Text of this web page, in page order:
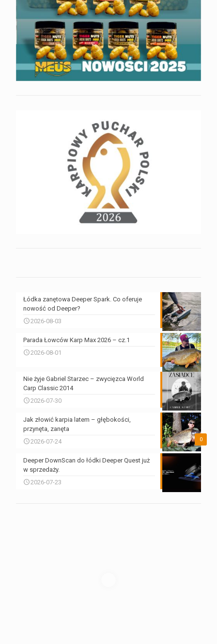
Łódka zanętowa Deeper Spark. Co oferuje
nowość od Deeper?
2026-08-03
Parada Łowców Karp Max 2026 – cz.1
2026-08-01
Nie żyje Gabriel Starzec – zwycięzca World
Carp Classic 2014
2026-07-30
0
Jak złowić karpia latem – głębokości,
przynęta, zanęta
2026-07-24
Deeper DownScan do łódki Deeper Quest już
w sprzedaży.
2026-07-23